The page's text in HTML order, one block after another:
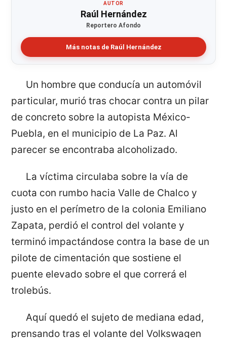
AUTOR
Raúl Hernández
Reportero Afondo
Más notas de Raúl Hernández
Un hombre que conducía un automóvil
particular, murió tras chocar contra un pilar
de concreto sobre la autopista México-
Puebla, en el municipio de La Paz. Al
parecer se encontraba alcoholizado.
La víctima circulaba sobre la vía de
cuota con rumbo hacia Valle de Chalco y
justo en el perímetro de la colonia Emiliano
Zapata, perdió el control del volante y
terminó impactándose contra la base de un
pilote de cimentación que sostiene el
puente elevado sobre el que correrá el
trolebús.
Aquí quedó el sujeto de mediana edad,
prensando tras el volante del Volkswagen